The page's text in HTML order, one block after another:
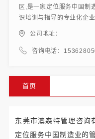
区,是一家定位服务中国制
识培训与指导的专业化企
公司地址：
咨询电话：
首页
东莞市澳森特管理咨询
定位服务中国制造业的